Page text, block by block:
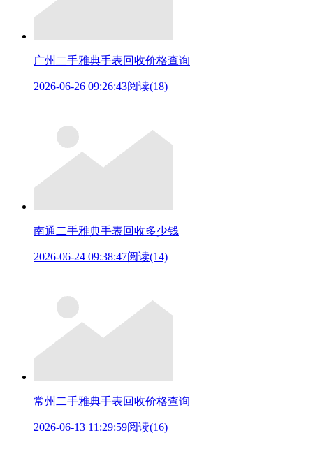
广州二手雅典手表回收价格查询
2026-06-26 09:26:43阅读(18)
南通二手雅典手表回收多少钱
2026-06-24 09:38:47阅读(14)
常州二手雅典手表回收价格查询
2026-06-13 11:29:59阅读(16)